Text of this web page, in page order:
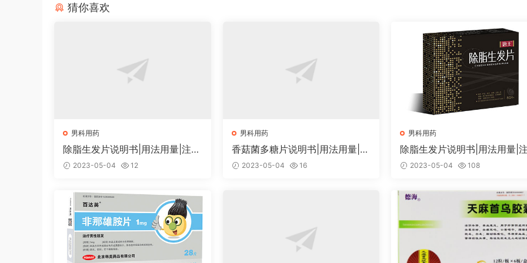
猜你喜欢
男科用药
除脂生发片说明书|用法用量|注意
事项2023-05-04 12
男科用药
香菇菌多糖片说明书|用法用量|注
意事项
2023-05-04 16
男科用药
除脂生发片说明书|用法用量|
事项2023-05-04 108